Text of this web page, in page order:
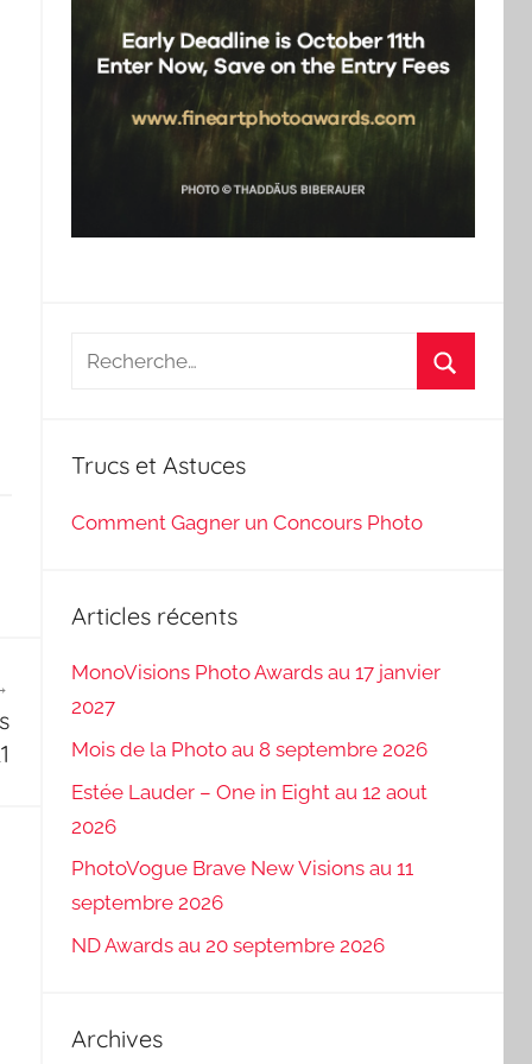
Recherche
Trucs et Astuces
Comment Gagner un Concours Photo
Articles récents
MonoVisions Photo Awards au 17 janvier
2027
Mois de la Photo au 8 septembre 2026
Estée Lauder – One in Eight au 12 aout
2026
PhotoVogue Brave New Visions au 11
septembre 2026
ND Awards au 20 septembre 2026
Archives